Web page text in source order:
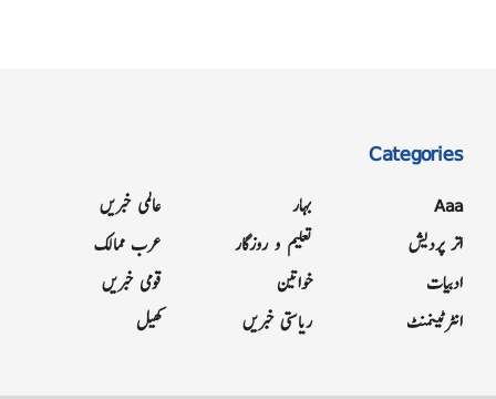
Categories
Aaa
اتر پردیش
ادبیات
انٹرٹینمنٹ
بہار
تعلیم و روزگار
خواتین
ریاستی خبریں
عالمی خبریں
عرب ممالک
قومی خبریں
کھیل